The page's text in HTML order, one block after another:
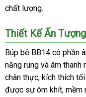
Giá
giá
tốt
chất lượng.
Thiết Kế Ấn
Búp bê BB14 có phần
năng rung và âm
chân thực, kích thích
được sự ôm khít, mềm